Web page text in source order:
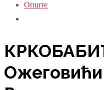
Опште
Ожеговићи